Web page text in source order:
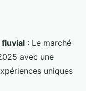
: Le marché
avec une
uniques